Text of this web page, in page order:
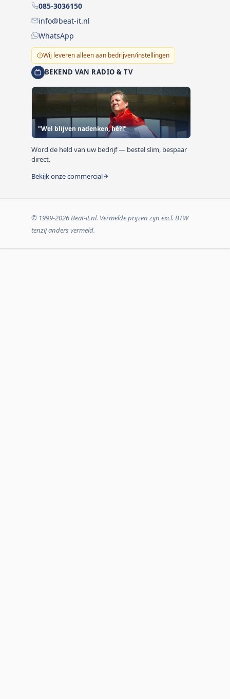
085-3036150
info@beat-it.nl
WhatsApp
Wij leveren alleen aan bedrijven/instellingen
BEKEND VAN RADIO & TV
"Wel blijven nadenken, hè?!"
Word de held van uw bedrijf — bestel slim, bespaar
direct.
Bekijk onze commercial
© 1999-2026 Beat-it.nl. Vermelde prijzen zijn excl. BTW
tenzij anders vermeld.